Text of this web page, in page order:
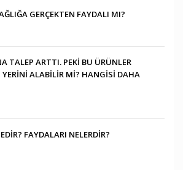
GERÇEKTEN FAYDALI MI?
TALEP ARTTI. PEKİ BU ÜRÜNLER
YERİNİ ALABİLİR Mİ? HANGİSİ DAHA
FAYDALARI NELERDİR?